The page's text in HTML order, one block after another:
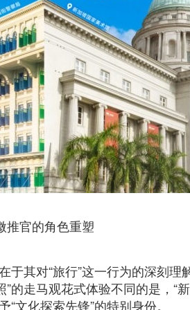
推官的角色重塑
于其对“旅行”这一行为的深刻理
的走马观花式体验不同的是，“
文化探索先锋”的特别身份。